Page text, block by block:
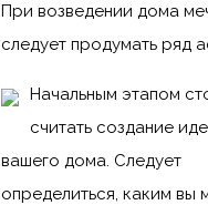
При возведении дома
следует продумать ряд
Начальным этапом
считать создание
вашего дома. Следует
определиться, каким вы